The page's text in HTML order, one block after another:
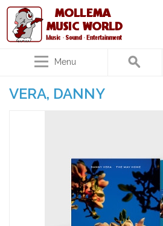
Menu
VERA, DANNY